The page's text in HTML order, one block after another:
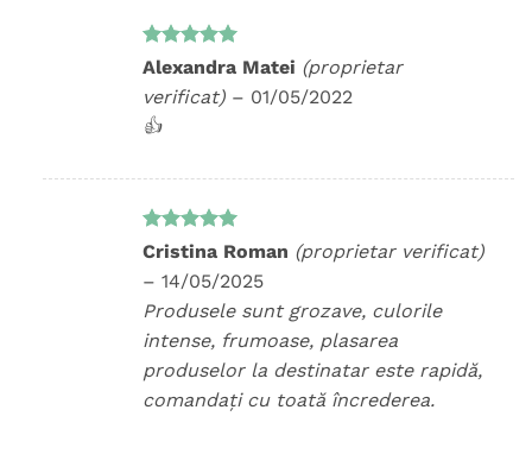
Evaluat la
Alexandra Matei (proprietar
verificat) – 01/05/2022
👍
Evaluat la
din 5
Cristina Roman (proprietar verificat)
– 14/05/2025
Produsele sunt grozave, culorile
intense, frumoase, plasarea
produselor la destinatar este rapidă,
comandați cu toată încrederea.